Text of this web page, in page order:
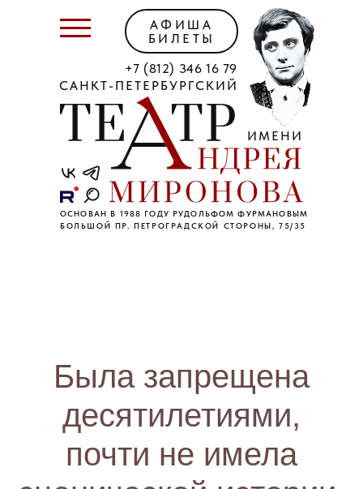
САНКТ-ПЕТЕРБУРГСКИЙ
ИМЕНИ
ОСНОВАН В 1988 ГОДУ РУДОЛЬФОМ ФУРМАНОВЫМ
+7 (812) 346 16 79
БОЛЬШОЙ ПР. ПЕТРОГРАДСКОЙ СТОРОНЫ, 75/35
АФИША
БИЛЕТЫ
Была запрещена
десятилетиями,
почти не имела